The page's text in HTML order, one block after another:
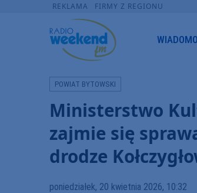
REKLAMA FIRMY Z REGIONU
POWIAT BYTOWSKI
Ministerstwo
zajmie się
drodze
poniedziałek, 20 kwietnia 2026, 10:32